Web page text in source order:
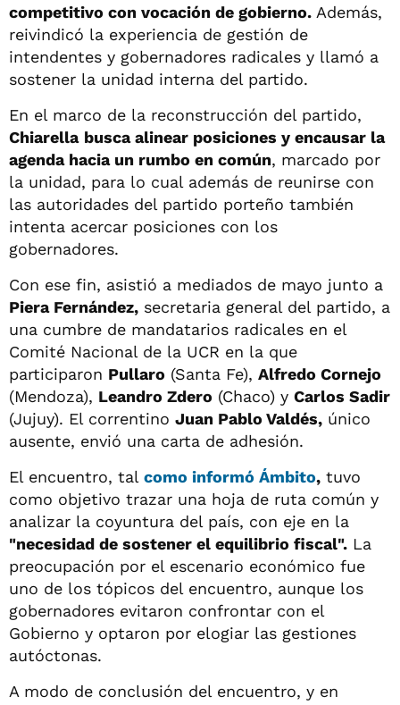
competitivo con vocación de gobierno. Además,
reivindicó la experiencia de gestión de
intendentes y gobernadores radicales y llamó a
sostener la unidad interna del partido.
En el marco de la reconstrucción del partido,
Chiarella busca alinear posiciones y encausar la
agenda hacia un rumbo en común, marcado por
la unidad, para lo cual además de reunirse con
las autoridades del partido porteño también
intenta acercar posiciones con los
gobernadores.
Con ese fin, asistió a mediados de mayo junto a
Piera Fernández, secretaria general del partido, a
una cumbre de mandatarios radicales en el
Comité Nacional de la UCR en la que
participaron Pullaro (Santa Fe), Alfredo Cornejo
(Mendoza), Leandro Zdero (Chaco) y Carlos Sadir
(Jujuy). El correntino Juan Pablo Valdés, único
ausente, envió una carta de adhesión.
El encuentro, tal como informó Ámbito, tuvo
como objetivo trazar una hoja de ruta común y
analizar la coyuntura del país, con eje en la
"necesidad de sostener el equilibrio fiscal". La
preocupación por el escenario económico fue
uno de los tópicos del encuentro, aunque los
gobernadores evitaron confrontar con el
Gobierno y optaron por elogiar las gestiones
autóctonas.
A modo de conclusión del encuentro, y en